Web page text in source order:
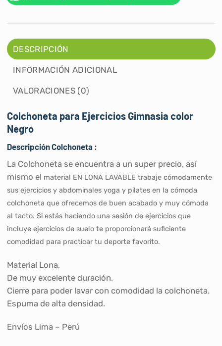
DESCRIPCIÓN
INFORMACIÓN ADICIONAL
VALORACIONES (0)
Colchoneta para Ejercicios Gimnasia color
Negro
Descripción Colchoneta :
La Colchoneta se encuentra a un super precio, así
mismo el material EN LONA LAVABLE trabaje cómodamente
sus ejercicios y abdominales yoga y pilates en la cómoda
colchoneta que ofrecemos de buen acabado y muy cómoda
al tacto. Si estás haciendo una sesión de ejercicios que
incluye ejercicios de suelo te proporcionará suficiente
comodidad para practicar tu deporte favorito.
Material Lona,
De muy excelente duración.
Cierre para poder lavar con comodidad la colchoneta.
Espuma de alta densidad.
Envíos Lima – Perú